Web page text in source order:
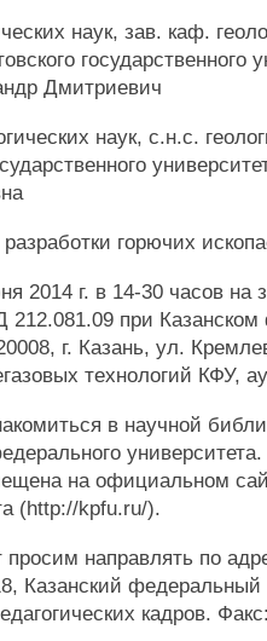
наук, зав. каф.
государственного
Дмитриевич
наук, с.н.с.
горючих
2014 г. в 14-30 часов на
212.081.09 при
г. Казань, ул.
технологий КФУ,
в научной
на официальном
(http://kpfu.ru/).
направлять по
Казанский федеральный
кадров.